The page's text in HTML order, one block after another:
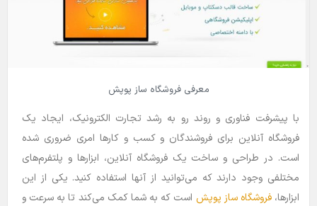
معرفی فروشگاه ساز پوپش
با پیشرفت فناوری و روند رو به رشد تجارت الکترونیک، ایجاد یک
فروشگاه آنلاین برای فروشندگان و کسب و کارها امری ضروری شده
است. در طراحی و ساخت یک فروشگاه آنلاین، ابزارها و پلتفرم‌های
مختلفی وجود دارند که می‌توانید از آنها استفاده کنید. یکی از این
ابزارها،فروشگاه ساز پوپش است که به شما کمک می‌کند تا به سرعت و